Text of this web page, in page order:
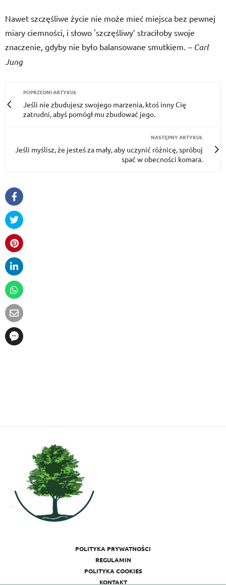
Nawet szczęśliwe życie nie może mieć miejsca bez pewnej
miary ciemności, i słowo 'szczęśliwy’ straciłoby swoje
znaczenie, gdyby nie było balansowane smutkiem. – Carl
Jung
POPRZEDNI ARTYKUŁ
Jeśli nie zbudujesz swojego marzenia, ktoś inny Cię
zatrudni, abyś pomógł mu zbudować jego.
NASTĘPNY ARTYKUŁ
Jeśli myślisz, że jesteś za mały, aby uczynić różnicę, spróbuj
spać w obecności komara.
POLITYKA PRYWATNOŚCI
REGULAMIN
POLITYKA COOKIES
KONTAKT